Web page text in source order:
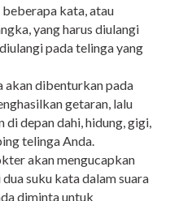
kata, atau
yang harus diulangi
pada telinga yang
akan dibenturkan pada
getaran, lalu
depan dahi, hidung, gigi,
telinga Anda.
akan mengucapkan
suku kata dalam suara
diminta untuk